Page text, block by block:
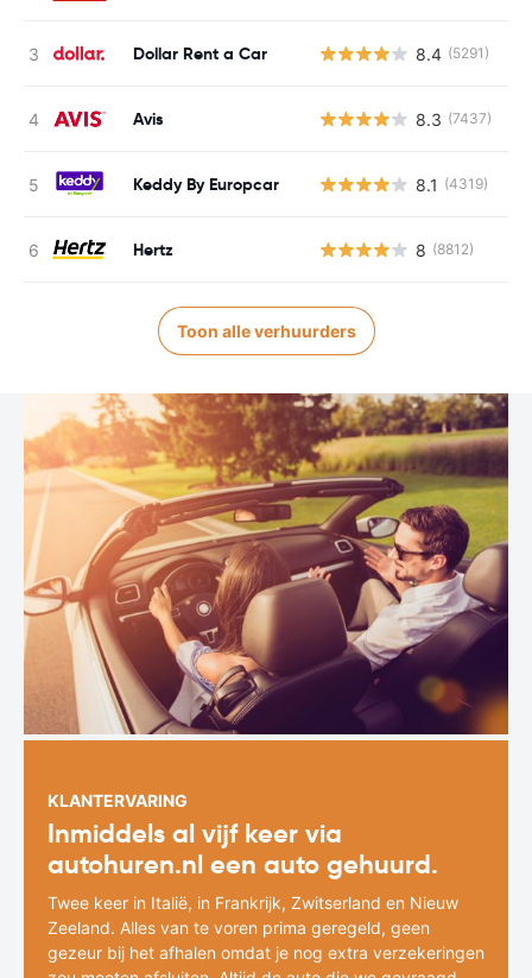
Dollar Rent a Car 8.4 (5291)
Avis 8.3 (7437)
Keddy By Europcar 8.1 (4319)
Hertz 8 (8812)
Toon alle verhuurders
KLANTERVARING
Inmiddels al vijf keer via
autohuren.nl een auto gehuurd.
Twee keer in Italië, in Frankrijk, Zwitserland en Nieuw
Zeeland. Alles van te voren prima geregeld, geen
gezeur bij het afhalen omdat je nog extra verzekeringen